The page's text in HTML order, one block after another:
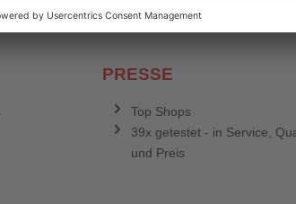
PRESSE
Top Shops
39x getestet - in Service,
und Preis